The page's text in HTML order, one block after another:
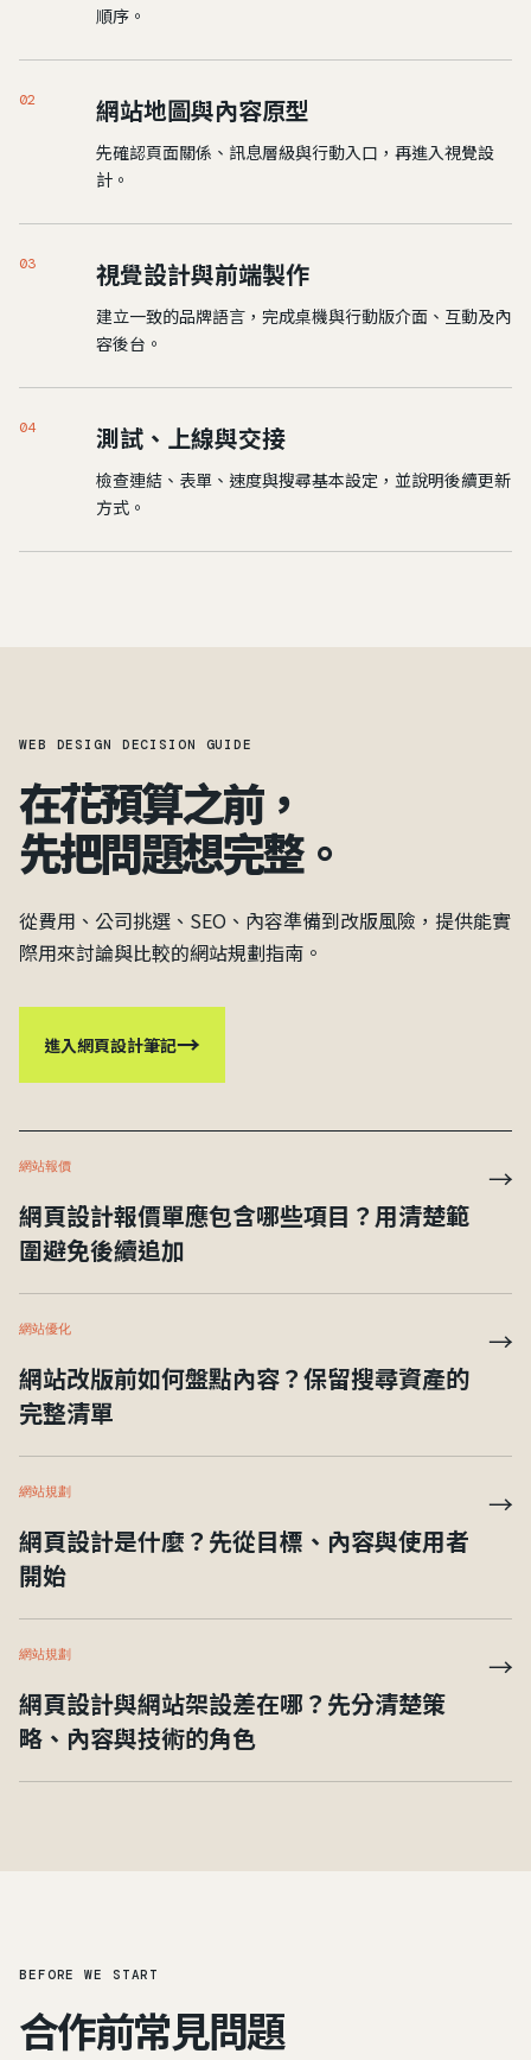
順序。
02 網站地圖與內容原型
先確認頁面關係、訊息層級與行動入口，再進入視覺設
計。
03 視覺設計與前端製作
建立一致的品牌語言，完成桌機與行動版介面、互動及內
容後台。
04 測試、上線與交接
檢查連結、表單、速度與搜尋基本設定，並說明後續更新
方式。
WEB DESIGN DECISION GUIDE
在花預算之前，
先把問題想完整。
從費用、公司挑選、SEO、內容準備到改版風險，提供能實
際用來討論與比較的網站規劃指南。
進入網頁設計筆記→
網站報價
網頁設計報價單應包含哪些項目？用清楚範
圍避免後續追加
→
網站優化
網站改版前如何盤點內容？保留搜尋資產的
完整清單
→
網站規劃
網頁設計是什麼？先從目標、內容與使用者
開始
→
網站規劃
網頁設計與網站架設差在哪？先分清楚策
略、內容與技術的角色
→
BEFORE WE START
合作前常見問題